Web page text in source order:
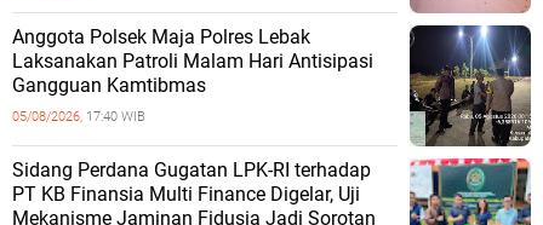
Anggota Polsek Maja Polres Lebak
Laksanakan Patroli Malam Hari Antisipasi
Gangguan Kamtibmas
05/08/2026, 17:40 WIB
Sidang Perdana Gugatan LPK-RI terhadap
PT KB Finansia Multi Finance Digelar, Uji
Mekanisme Jaminan Fidusia Jadi Sorotan